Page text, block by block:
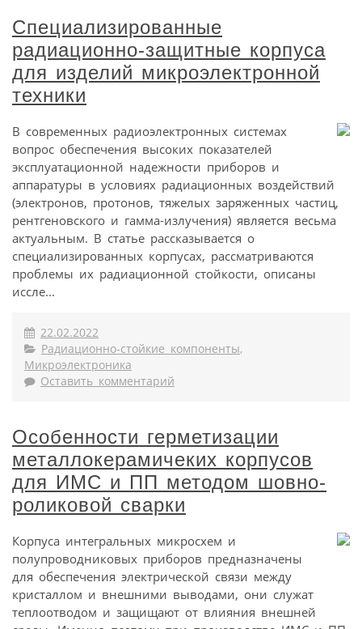
Специализированные
радиационно-защитные корпуса
для изделий микроэлектронной
техники
В современных радиоэлектронных системах
вопрос обеспечения высоких показателей
эксплуатационной надежности приборов и
аппаратуры в условиях радиационных воздействий
(электронов, протонов, тяжелых заряженных частиц,
рентгеновского и гамма-излучения) является весьма
актуальным. В статье рассказывается о
специализированных корпусах, рассматриваются
проблемы их радиационной стойкости, описаны
иссле...
22.02.2022
Радиационно-стойкие компоненты,
Микроэлектроника
Оставить комментарий
Особенности герметизации
металлокерамичеких корпусов
для ИМС и ПП методом шовно-
роликовой сварки
Корпуса интегральных микросхем и
полупроводниковых приборов предназначены
для обеспечения электрической связи между
кристаллом и внешними выводами, они служат
теплоотводом и защищают от влияния внешней